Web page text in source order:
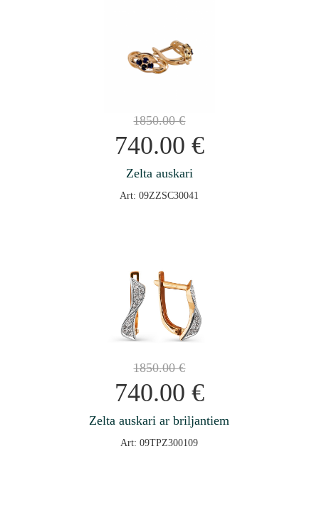
1850.00€
740.00 €
Zelta auskari
Art: 09ZZSC30041
1850.00€
740.00 €
Zelta auskari ar briljantiem
Art: 09TPZ300109